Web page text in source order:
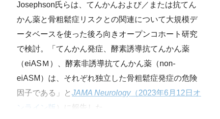
Josephson氏らは、てんかんおよび／または抗てん
かん薬と骨粗鬆症リスクとの関連について大規模デ
ータベースを使った後ろ向きオープンコホート研究
で検討。「てんかん発症、酵素誘導抗てんかん薬
（eiASＭ）、酵素非誘導抗てんかん薬（non-
eiASM）は、それぞれ独立した骨粗鬆症発症の危険
因子である」とJAMA Neurology（2023年6月12日オ
ンライン版
）に報告した。